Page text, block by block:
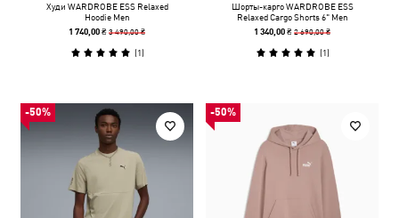
Худи WARDROBE ESS Relaxed
Hoodie Men
1 740,00 ₴3 490,00 ₴
(1)
Шорты-карго WARDROBE ESS
Relaxed Cargo Shorts 6" Men
1 340,00 ₴2 690,00 ₴
(1)
-50% -50%